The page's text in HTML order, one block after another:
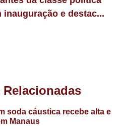
inauguração e destac...
soda cáustica recebe alta e
Manaus